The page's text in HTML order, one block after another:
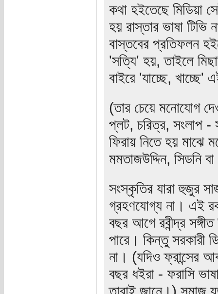
কথা হইতেছে মিডিয়া
হয় রাস্তার ভাষা টিভি
বাস্তবের প্রতিফলন
'সত্যি' হয়, তাইলে
বাইরে 'যাচ্ছে, খাচ্ছে'
(তার চেয়ে মনোযোগ
প্লট, চরিত্র, সংলাপ
ফিরায় নিতে হয় মাঝে
মমতাজউদ্দিন, সিডনি
সংস্কৃতির যারা হুজুর
গ্রহণযোগ্য না। এই
বছর আগে রবীন্দ্র
পারে। কিন্তু সরকারী
না। (যদিও ফ্রান্সের
বছর ধইরা - ফরাসি
তারাই জানে।) সমাজ